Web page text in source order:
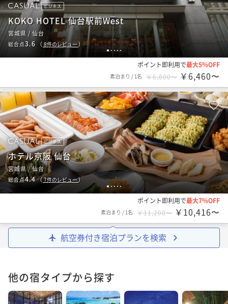
12 345
ビジネス
KOKO HOTEL 仙台駅前West
宮城県 / 仙台
総合点3.6 （ 8件のレビュー）
ポイント即利用で最大5％OFF
素泊まり / 1名 ￥6,800〜 ￥6,460〜
1 23 45
ビジネス
ホテル京阪 仙台
宮城県 / 仙台
総合点4.4（7件のレビュー）
ポイント即利用で最大7％OFF
素泊まり / 1名 ￥11,200〜 ￥10,416〜
航空券付き宿泊プランを検索
他の宿タイプから探す